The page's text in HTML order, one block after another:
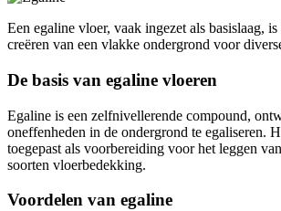
Een egaline vloer, vaak ingezet als basislaag,
creëren van een vlakke ondergrond voor
De basis van egaline vloeren
Egaline is een zelfnivellerende compound,
oneffenheden in de ondergrond te egaliseren.
toegepast als voorbereiding voor het leggen
soorten vloerbedekking.
Voordelen van egaline